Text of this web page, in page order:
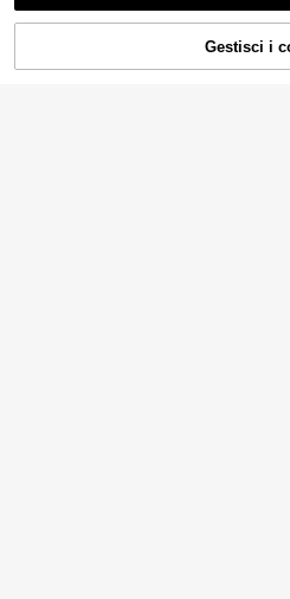
AGGIUNGI
Gestisci i